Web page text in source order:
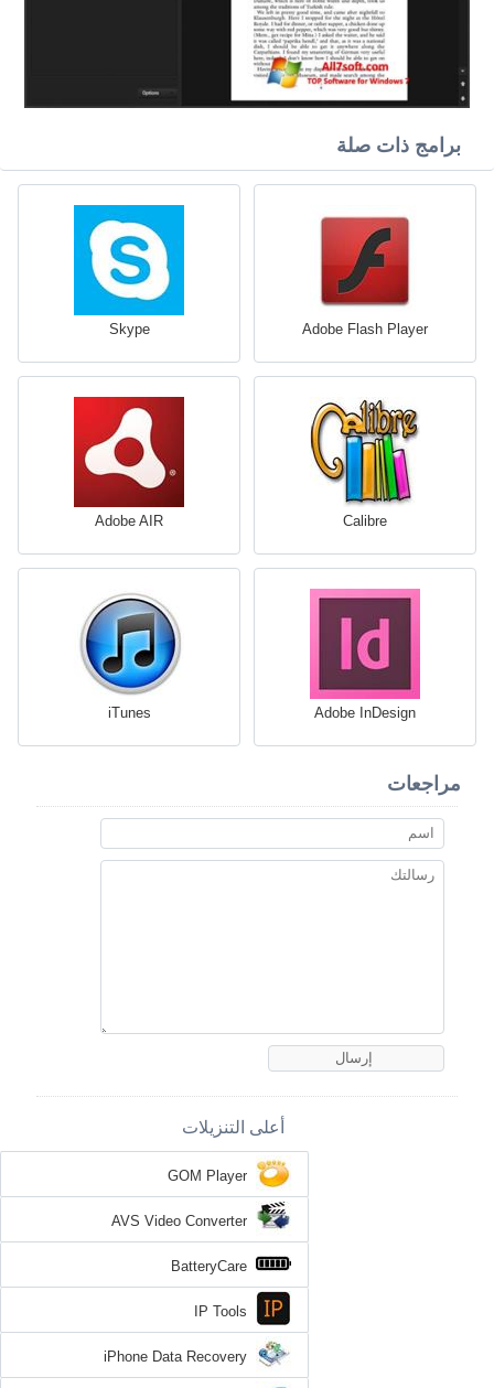
برامج ذات صلة
Adobe Flash Player
Skype
Calibre
Adobe AIR
Adobe InDesign
iTunes
مراجعات
أعلى التنزيلات
GOM Player
AVS Video Converter
BatteryCare
IP Tools
iPhone Data Recovery